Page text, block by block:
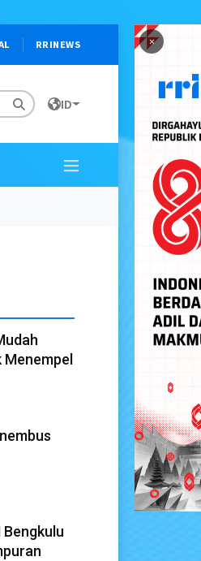
×
RRINEWS
ID